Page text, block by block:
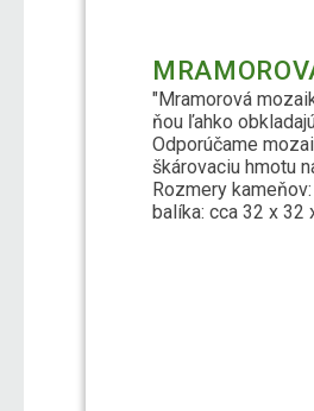
"Mramorová
ňou ľahko
Odporúčame
škárovaciu hmotu
Rozmery
balíka: cca 32 x 32